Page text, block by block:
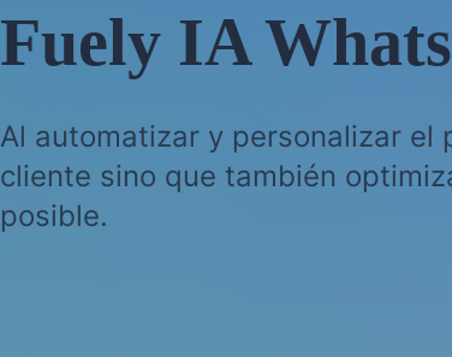
Fuely IA
Al automatizar y personalizar el
cliente sino que también
posible.